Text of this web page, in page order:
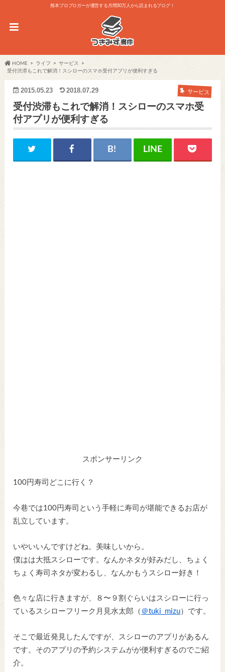
熊本プロブロガーが運営する月間30万人から読まれるブログ！
HOME ライフ
サービス
受付渋滞もこれで解消！スシローのスマホ受付アプリが便利すぎる
2015.05.23 2018.07.29 サービス
受付渋滞もこれで解消！スシローのスマホ受
付アプリが便利すぎる
スポンサーリンク
100円寿司どこに行く？
今巷では100円寿司という手軽に寿司が堪能できるお店が
乱立しています。
いやいいんですけどね。美味しいから。
僕はは大抵スシローです。なんかネタが好みだし、ちょく
ちょく寿司ネタが変わるし、なんかもうスシロー好き！
色々な店に行きますが、８〜９割ぐらいはスシローに行っ
ているスシローフリーク月見水太郎（ ＠tuki_mizu）です。
そこで最近発見したんですが、スシローのアプリがあるん
です。そのアプリの予約システムがが便利すぎるのでご紹
介。